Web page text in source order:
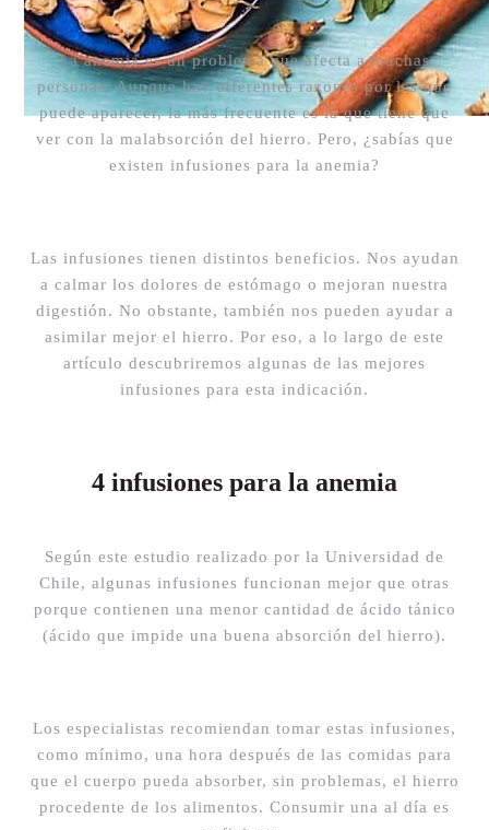
La anemia es un problema que afecta a muchas
personas. Aunque hay diferentes razones por las que
puede aparecer, la más frecuente es la que tiene que
ver con la malabsorción del hierro. Pero, ¿sabías que
existen infusiones para la anemia?
Las infusiones tienen distintos beneficios. Nos ayudan
a calmar los dolores de estómago o mejoran nuestra
digestión. No obstante, también nos pueden ayudar a
asimilar mejor el hierro. Por eso, a lo largo de este
artículo descubriremos algunas de las mejores
infusiones para esta indicación.
4 infusiones para la anemia
Según este estudio realizado por la Universidad de
Chile, algunas infusiones funcionan mejor que otras
porque contienen una menor cantidad de ácido tánico
(ácido que impide una buena absorción del hierro).
Los especialistas recomiendan tomar estas infusiones,
como mínimo, una hora después de las comidas para
que el cuerpo pueda absorber, sin problemas, el hierro
procedente de los alimentos. Consumir una al día es